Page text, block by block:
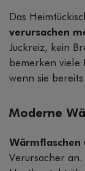
Das
verursachen
Juckreiz, kein
bemerken
wenn sie
Moderne
Wärmflaschen
Verursacher